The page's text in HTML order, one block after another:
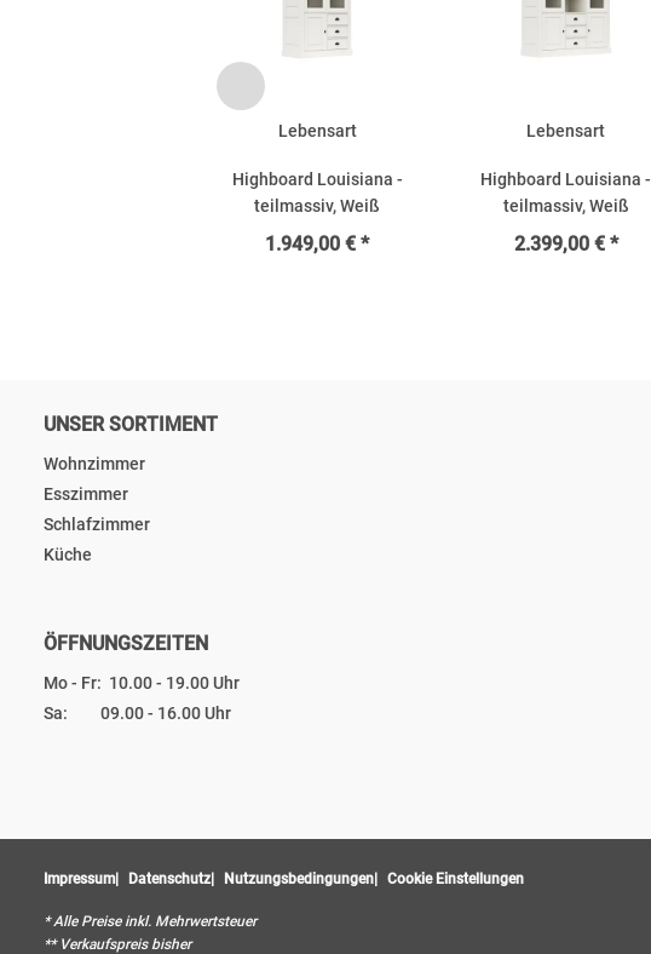
Lebensart
Highboard Louisiana -
teilmassiv, Weiß
1.949,00 € *
Lebensart
Highboard Louisiana -
teilmassiv, Weiß
2.399,00 € *
UNSER SORTIMENT
Wohnzimmer
Esszimmer
Schlafzimmer
Küche
ÖFFNUNGSZEITEN
Mo - Fr: 10.00 - 19.00 Uhr
Sa: 09.00 - 16.00 Uhr
Impressum Datenschutz Nutzungsbedingungen Cookie Einstellungen
* Alle Preise inkl. Mehrwertsteuer
** Verkaufspreis bisher